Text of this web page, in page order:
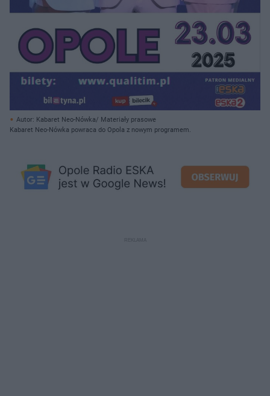
Autor: Kabaret Neo-Nówka/ Materiały prasowe
Kabaret Neo-Nówka powraca do Opola z nowym programem.